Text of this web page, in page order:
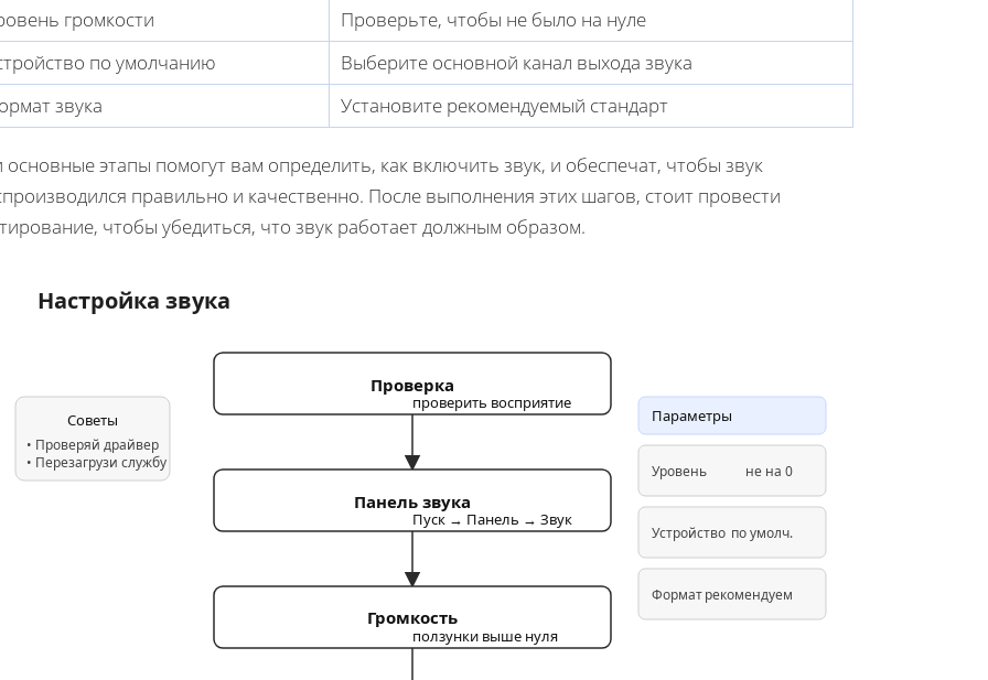
громкости
Проверьте, чтобы не было на нуле
по умолчанию
Выберите основной канал выхода звука
звука
Установите рекомендуемый стандарт
основные этапы помогут вам определить, как включить звук, и обеспечат, чтобы звук
правильно и качественно. После выполнения этих шагов, стоит провести
чтобы убедиться, что звук работает должным образом.
Настройка звука
Проверка
проверить восприятие
Панель звука
Пуск → Панель → Звук
Громкость
ползунки выше нуля
Параметры
Уровень не на 0
Устройство по умолч.
Форматрекомендуем
Советы
• Проверяй драйвер
• Перезагрузи службу